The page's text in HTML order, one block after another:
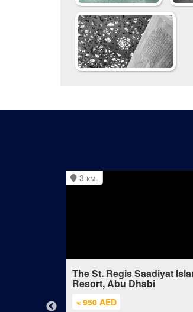
3 км.
The St. Regis Saadiyat
Resort, Abu Dhabi
≈ 950 AED